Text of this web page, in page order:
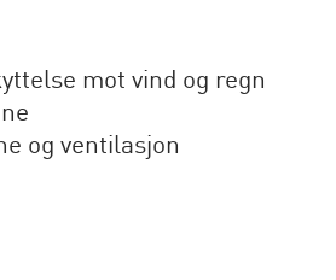
mot vind og regn
og ventilasjon